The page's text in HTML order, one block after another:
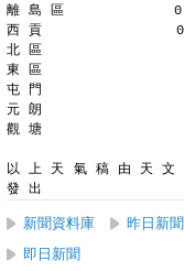
離 島 區             0
西 貢                0
北 區                 0
東 區                 0
屯 門                 0
元 朗                 0
觀 塘                 1
以 上 天 氣 稿 由 天
發 出
新聞資料庫 昨日新聞
即日新聞